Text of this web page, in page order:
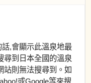
,會顯示此溫泉地最
尋到日本全國的溫泉
站則無法搜尋到。如
或Google等來搜